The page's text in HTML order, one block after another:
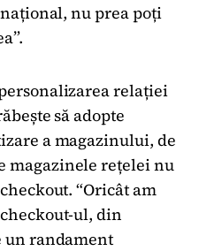
nu prea poți
relației
să adopte
a magazinului, de
rețelei nu
“Oricât am
ul, din
un randament